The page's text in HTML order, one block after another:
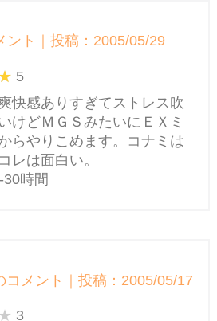
ント｜投稿：2005/05/29
5
快感ありすぎてストレス吹
けどＭＧＳみたいにＥＸミ
らやりこめます。コナミは
レは面白い。
30時間
コメント｜投稿：2005/05/17
3